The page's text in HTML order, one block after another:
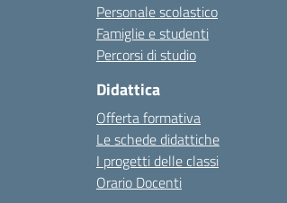
Personale scolastico
Famiglie e studenti
Percorsi di studio
Didattica
Offerta formativa
Le schede didattiche
I progetti delle classi
Orario Docenti